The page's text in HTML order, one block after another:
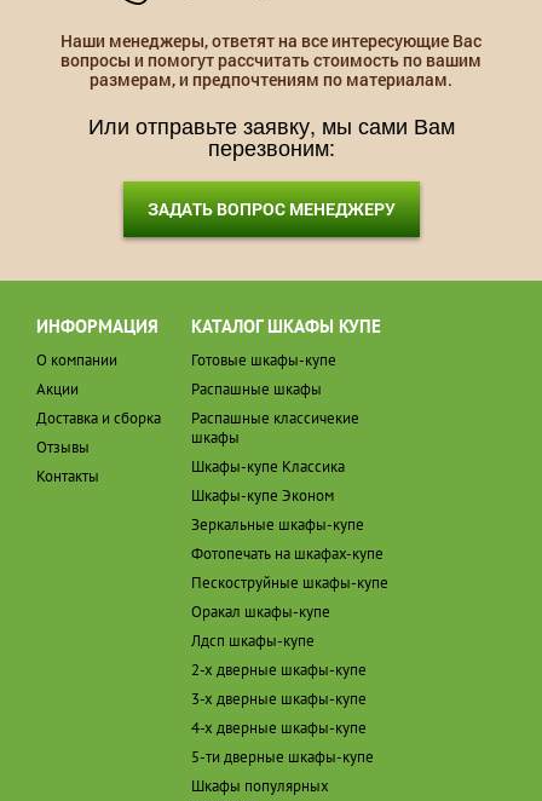
Наши менеджеры, ответят на все интересующие Вас
вопросы и помогут рассчитать стоимость по вашим
размерам, и предпочтениям по материалам.
Или отправьте заявку, мы сами Вам
перезвоним:
ЗАДАТЬ ВОПРОС МЕНЕДЖЕРУ
ИНФОРМАЦИЯ
О компании
Акции
Доставка и сборка
Отзывы
Контакты
КАТАЛОГ ШКАФЫ КУПЕ
Готовые шкафы-купе
Распашные шкафы
Распашные классичекие
шкафы
Шкафы-купе Классика
Шкафы-купе Эконом
Зеркальные шкафы-купе
Фотопечать на шкафах-купе
Пескоструйные шкафы-купе
Оракал шкафы-купе
Лдсп шкафы-купе
2-х дверные шкафы-купе
3-х дверные шкафы-купе
4-х дверные шкафы-купе
5-ти дверные шкафы-купе
Шкафы популярных